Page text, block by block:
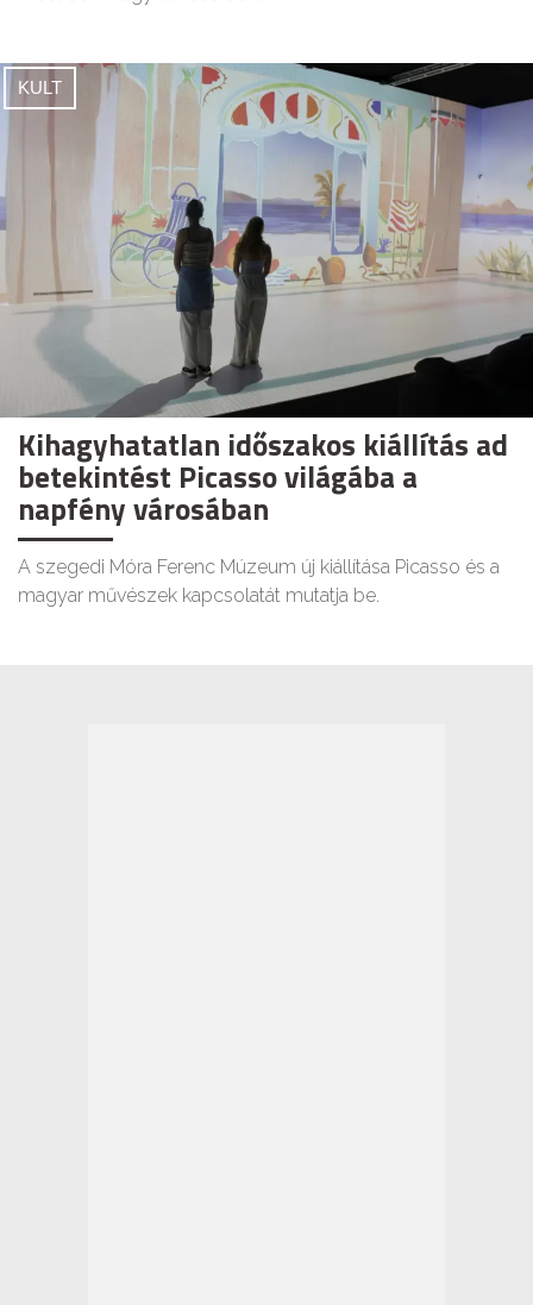
KULT
Kihagyhatatlan időszakos kiállítás ad
betekintést Picasso világába a
napfény városában
A szegedi Móra Ferenc Múzeum új kiállítása Picasso és a
magyar művészek kapcsolatát mutatja be.